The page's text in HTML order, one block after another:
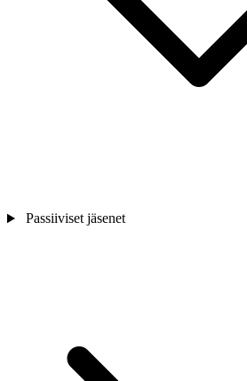
Passiiviset jäsenet